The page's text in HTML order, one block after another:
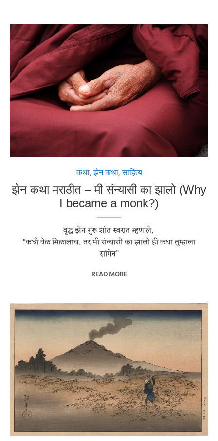
Why I became a Monk
कथा,झेन कथा,साहित्य
झेन कथा मराठीत – मी संन्यासी का झालो (Why
I became a monk?)
वृद्ध झेन गुरू शांत स्वरात म्हणाले,
“कधी वेळ मिळालाच.. तर मी संन्यासी का झालो ही कथा तुम्हाला
सांगेन”
READ MORE